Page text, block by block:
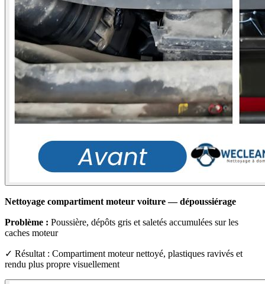
Nettoyage compartiment moteur voiture — dépoussiérage
Problème : Poussière, dépôts gris et saletés accumulées sur les
caches moteur
✓ Résultat : Compartiment moteur nettoyé, plastiques ravivés et
rendu plus propre visuellement